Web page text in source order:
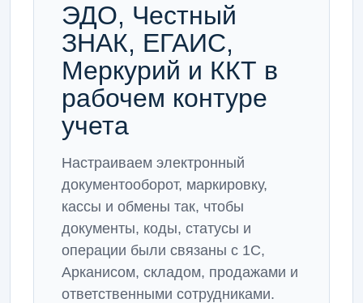
ЭДО, Честный
ЗНАК, ЕГАИС,
Меркурий и ККТ в
рабочем контуре
учета
Настраиваем электронный
документооборот, маркировку,
кассы и обмены так, чтобы
документы, коды, статусы и
операции были связаны с 1С,
Арканисом, складом, продажами и
ответственными сотрудниками.